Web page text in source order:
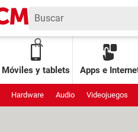
Móviles y tablets Apps e
Hardware Audio Videojuegos